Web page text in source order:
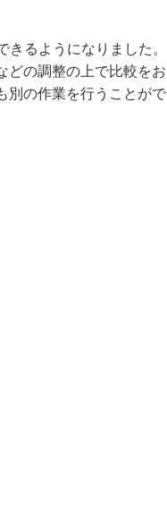
るようになりました。
どの調整の上で⽐較をお
別の作業を⾏うことがで